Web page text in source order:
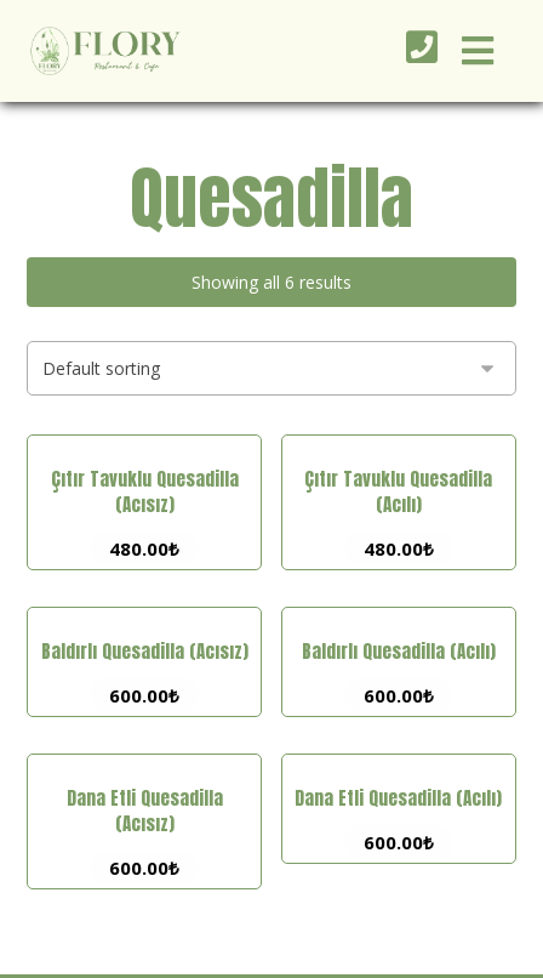
Quesadilla
Showing all 6 results
Çıtır Tavuklu Quesadilla
(Acısız)
480.00₺
Çıtır Tavuklu Quesadilla
(Acılı)
480.00₺
Baldırlı Quesadilla (Acısız)
600.00₺
Baldırlı Quesadilla (Acılı)
600.00₺
Dana Etli Quesadilla
(Acısız)
600.00₺
Dana Etli Quesadilla (Acılı)
600.00₺